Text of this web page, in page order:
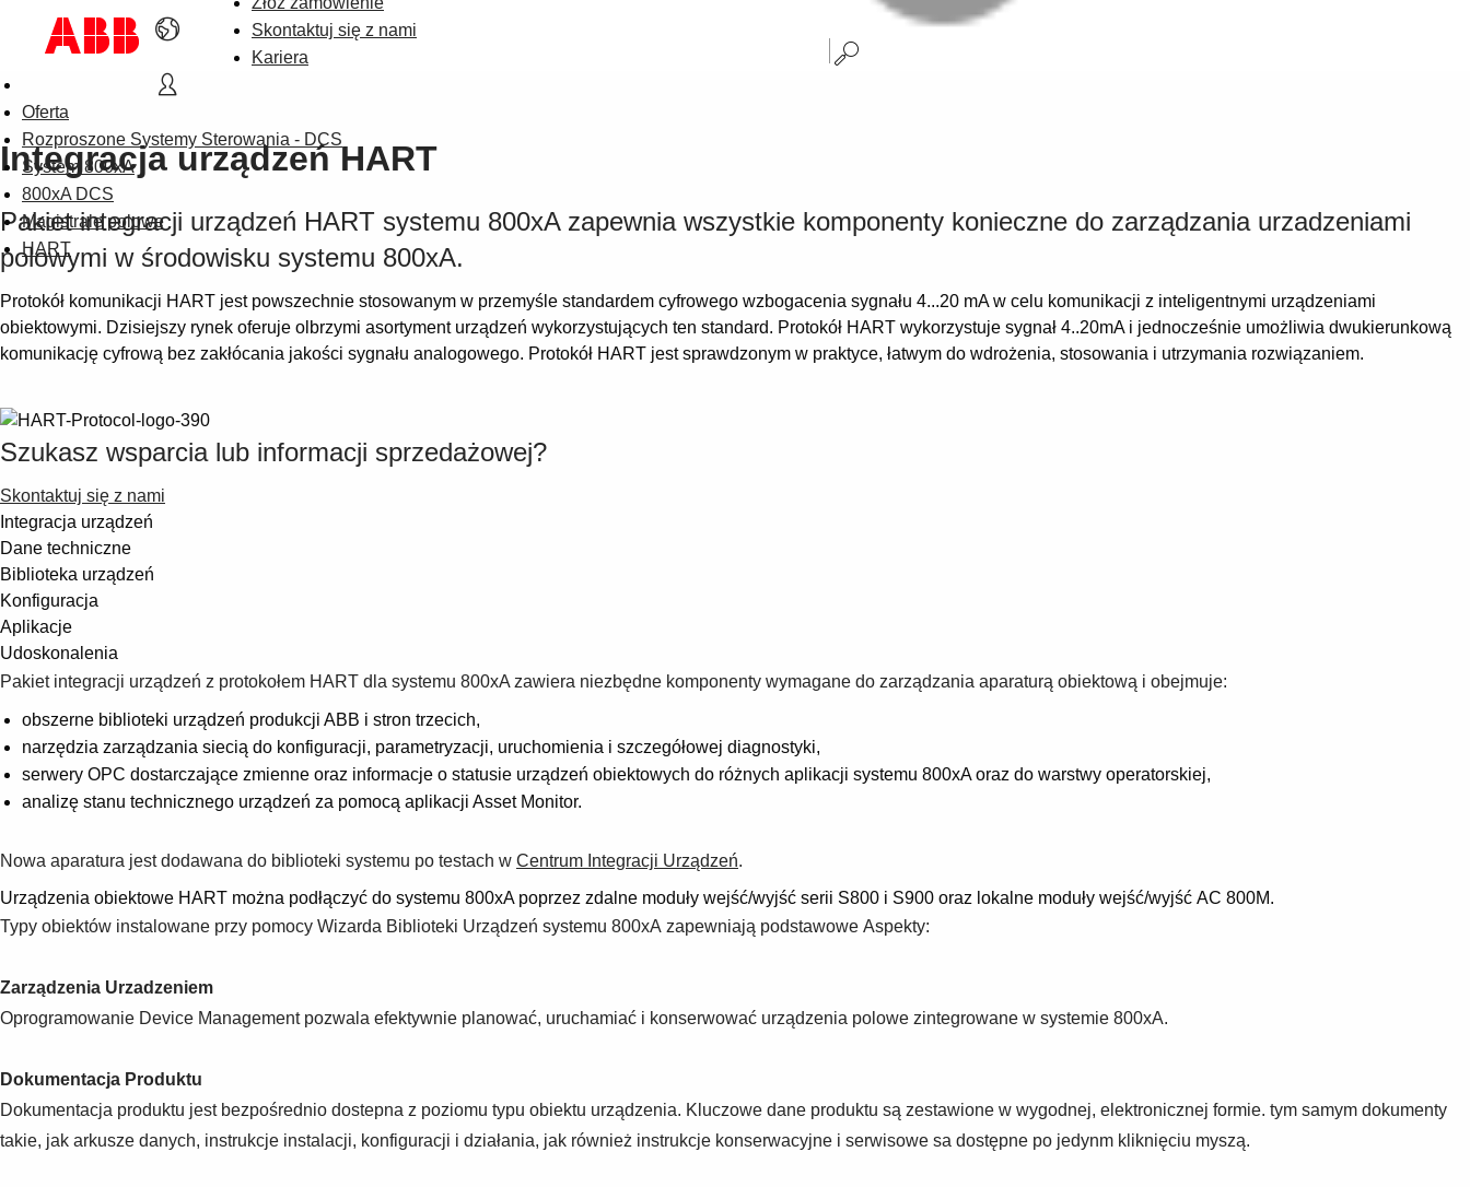
Skontaktuj się z nami
Kariera
Oferta
Rozproszone Systemy Sterowania - DCS
System 800xA
800xA DCS
Magistrale polowe
HART
Integracja urządzeń HART
Pakiet integracji urządzeń HART systemu 800xA zapewnia wszystkie komponenty konieczne do zarządzania urzadzeniami
polowymi w środowisku systemu 800xA.
Protokół komunikacji HART jest powszechnie stosowanym w przemyśle standardem cyfrowego wzbogacenia sygnału 4...20 mA w celu komunikacji z inteligentnymi urządzeniami
obiektowymi. Dzisiejszy rynek oferuje olbrzymi asortyment urządzeń wykorzystujących ten standard. Protokół HART wykorzystuje sygnał 4..20mA i jednocześnie umożliwia dwukierunkową
komunikację cyfrową bez zakłócania jakości sygnału analogowego. Protokół HART jest sprawdzonym w praktyce, łatwym do wdrożenia, stosowania i utrzymania rozwiązaniem.
Szukasz wsparcia lub informacji sprzedażowej?
Skontaktuj się z nami
Integracja urządzeń
Dane techniczne
Biblioteka urządzeń
Konfiguracja
Aplikacje
Udoskonalenia
Pakiet integracji urządzeń z protokołem HART dla systemu 800xA zawiera niezbędne komponenty wymagane do zarządzania aparaturą obiektową i obejmuje:
obszerne biblioteki urządzeń produkcji ABB i stron trzecich,
narzędzia zarządzania siecią do konfiguracji, parametryzacji, uruchomienia i szczegółowej diagnostyki,
serwery OPC dostarczające zmienne oraz informacje o statusie urządzeń obiektowych do różnych aplikacji systemu 800xA oraz do warstwy operatorskiej,
analizę stanu technicznego urządzeń za pomocą aplikacji Asset Monitor.
Nowa aparatura jest dodawana do biblioteki systemu po testach w Centrum Integracji Urządzeń.
Urządzenia obiektowe HART można podłączyć do systemu 800xA poprzez zdalne moduły wejść/wyjść serii S800 i S900 oraz lokalne moduły wejść/wyjść AC 800M.
Typy obiektów instalowane przy pomocy Wizarda Biblioteki Urządzeń systemu 800xA zapewniają podstawowe Aspekty:
Zarządzenia Urzadzeniem
Oprogramowanie Device Management pozwala efektywnie planować, uruchamiać i konserwować urządzenia polowe zintegrowane w systemie 800xA.
Dokumentacja Produktu
Dokumentacja produktu jest bezpośrednio dostepna z poziomu typu obiektu urządzenia. Kluczowe dane produktu są zestawione w wygodnej, elektronicznej formie. tym samym dokumenty
takie, jak arkusze danych, instrukcje instalacji, konfiguracji i działania, jak również instrukcje konserwacyjne i serwisowe sa dostępne po jedynm kliknięciu myszą.